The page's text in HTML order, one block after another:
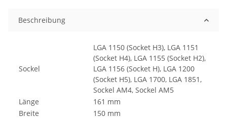
Beschreibung
Sockel
LGA 1150 (Socket H3), LGA 1151
(Socket H4), LGA 1155 (Socket H2),
LGA 1156 (Socket H), LGA 1200
(Socket H5), LGA 1700, LGA 1851,
Sockel AM4, Sockel AM5
Länge
161 mm
Breite
150 mm